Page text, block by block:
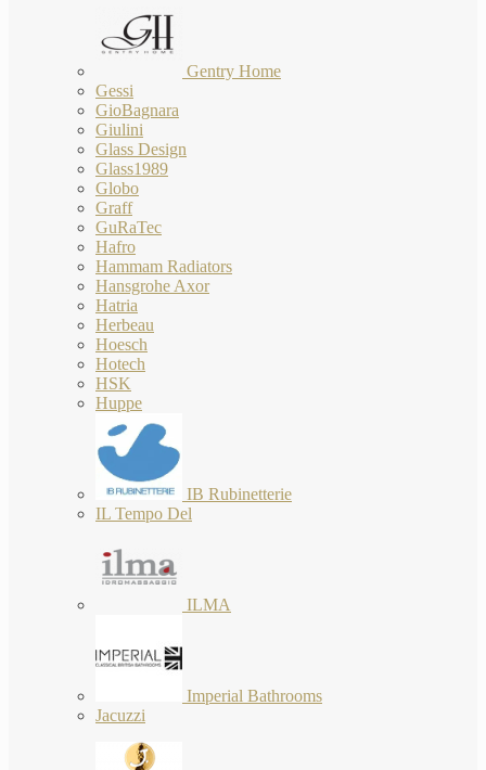
Gentry Home
Gessi
GioBagnara
Giulini
Glass Design
Glass1989
Globo
Graff
GuRaTec
Hafro
Hammam Radiators
Hansgrohe Axor
Hatria
Herbeau
Hoesch
Hotech
HSK
Huppe
IB Rubinetterie
IL Tempo Del
ILMA
Imperial Bathrooms
Jacuzzi